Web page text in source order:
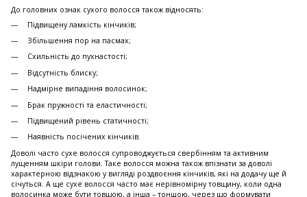
До головних ознак сухого волосся також відносять:
Підвищену ламкість кінчиків;
Збільшення пор на пасмах;
Схильність до пухнастості;
Відсутність блиску;
Надмірне випадіння волосинок;
Брак пружності та еластичності;
Підвищений рівень статичності;
Наявність посічених кінчиків.
Доволі часто сухе волосся супроводжується свербінням та активним
лущенням шкіри голови. Таке волосся можна також впізнати за доволі
характерною відзнакою у вигляді роздвоєння кінчиків, які на додачу ще й
січуться. А ще сухе волосся часто має нерівномірну товщину, коли одна
волосинка може бути товщою, а інша – тоншою, через що формувати